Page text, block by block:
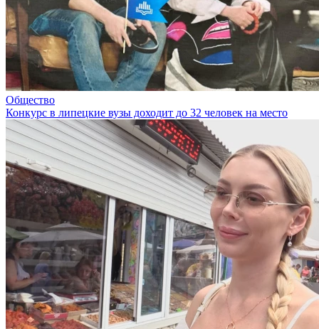
Общество
Конкурс в липецкие вузы доходит до 32 человек на место